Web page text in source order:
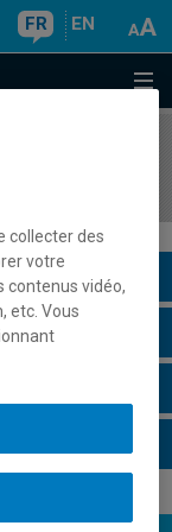
FR EN
collecter des
votre
contenus vidéo,
etc. Vous